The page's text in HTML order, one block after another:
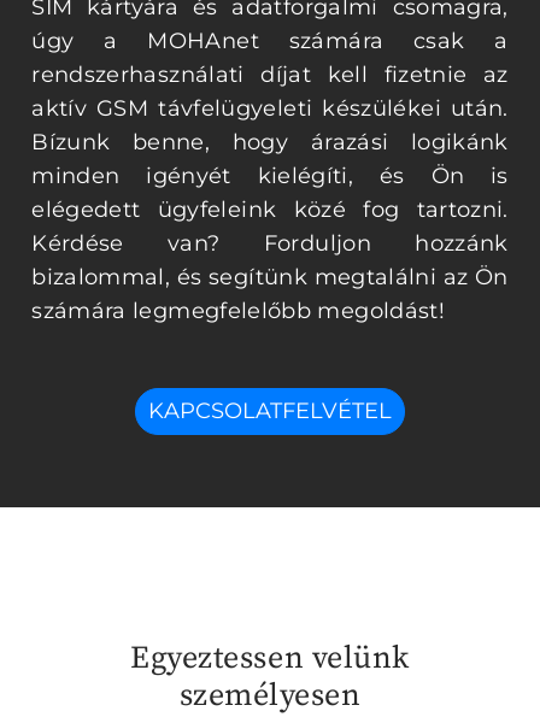
SIM kártyára és adatforgalmi csomagra,
úgy a MOHAnet számára csak a
rendszerhasználati díjat kell fizetnie az
aktív GSM távfelügyeleti készülékei után.
Bízunk benne, hogy árazási logikánk
minden igényét kielégíti, és Ön is
elégedett ügyfeleink közé fog tartozni.
Kérdése van? Forduljon hozzánk
bizalommal, és segítünk megtalálni az Ön
számára legmegfelelőbb megoldást!
KAPCSOLATFELVÉTEL
Egyeztessen velünk
személyesen